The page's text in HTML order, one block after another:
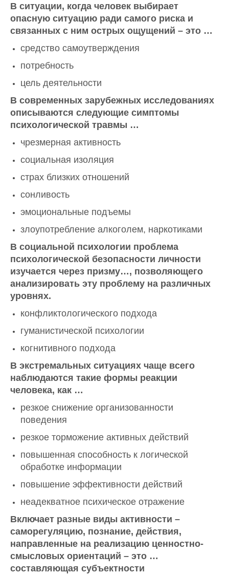
В ситуации, когда человек выбирает
опасную ситуацию ради самого риска и
связанных с ним острых ощущений – это …
средство самоутверждения
потребность
цель деятельности
В современных зарубежных исследованиях
описываются следующие симптомы
психологической травмы …
чрезмерная активность
социальная изоляция
страх близких отношений
сонливость
эмоциональные подъемы
злоупотребление алкоголем, наркотиками
В социальной психологии проблема
психологической безопасности личности
изучается через призму…, позволяющего
анализировать эту проблему на различных
уровнях.
конфликтологического подхода
гуманистической психологии
когнитивного подхода
В экстремальных ситуациях чаще всего
наблюдаются такие формы реакции
человека, как …
резкое снижение организованности
поведения
резкое торможение активных действий
повышенная способность к логической
обработке информации
повышение эффективности действий
неадекватное психическое отражение
Включает разные виды активности –
саморегуляцию, познание, действия,
направленные на реализацию ценностно-
смысловых ориентаций – это …
составляющая субъектности